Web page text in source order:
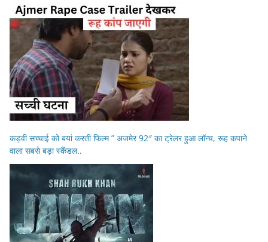
कड़वी सच्चाई को बयां करती फिल्म ” अजमेर 92″ का ट्रेलर हुआ लॉन्च, रूह कपाने
वाला सबसे बड़ा स्कैंडल..